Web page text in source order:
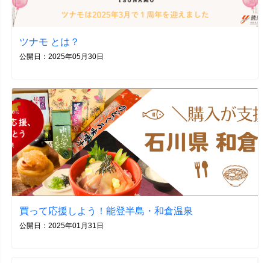
ツナモ とは？
公開日：2025年05月30日
買って応援しよう！能登半島・和倉温泉
公開日：2025年01月31日